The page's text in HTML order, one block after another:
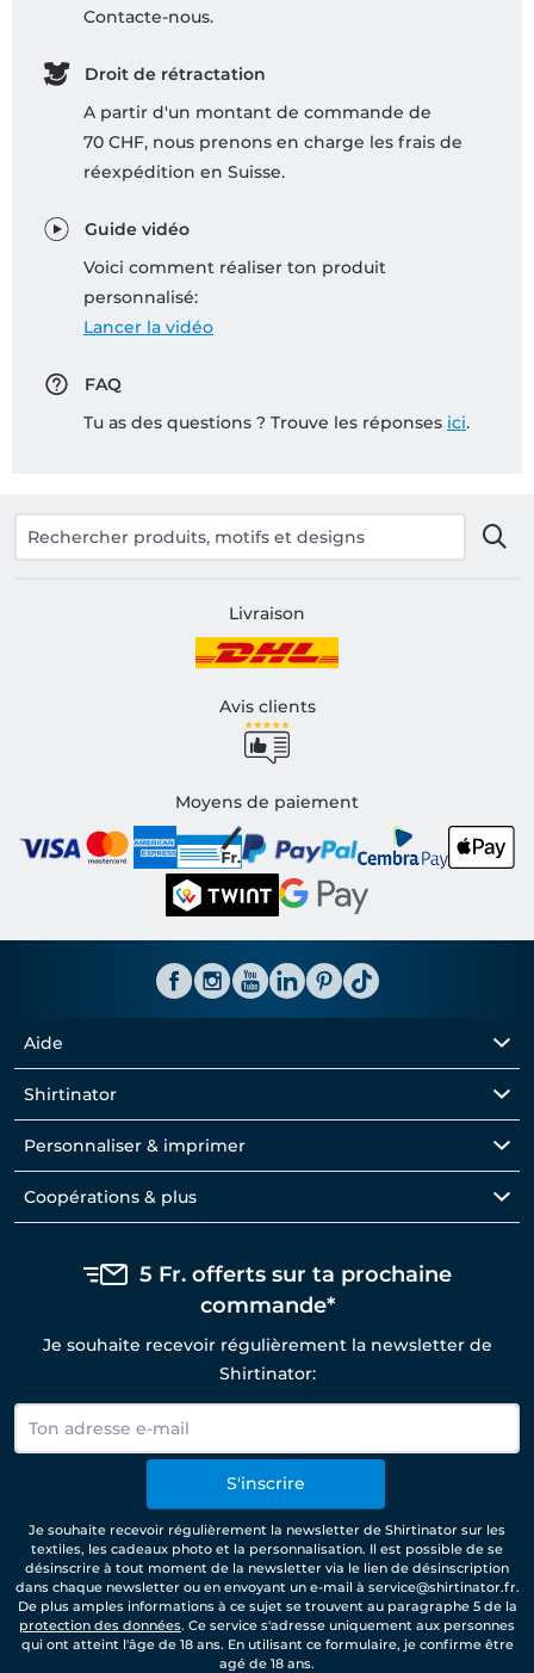
Contacte-nous.
Droit de rétractation
A partir d'un montant de commande de
70 CHF, nous prenons en charge les frais de
réexpédition en Suisse.
Guide vidéo
Voici comment réaliser ton produit
personnalisé:
Lancer la vidéo
FAQ
Tu as des questions ? Trouve les réponses ici.
Livraison
Avis clients
Moyens de paiement
Aide
Shirtinator
Personnaliser & imprimer
Coopérations & plus
5 Fr. offerts sur ta prochaine
commande*
Je souhaite recevoir régulièrement la newsletter de
Shirtinator:
S'inscrire
Je souhaite recevoir régulièrement la newsletter de Shirtinator sur les
textiles, les cadeaux photo et la personnalisation. Il est possible de se
désinscrire à tout moment de la newsletter via le lien de désinscription
dans chaque newsletter ou en envoyant un e-mail à service@shirtinator.fr.
De plus amples informations à ce sujet se trouvent au paragraphe 5 de la
protection des données. Ce service s'adresse uniquement aux personnes
qui ont atteint l'âge de 18 ans. En utilisant ce formulaire, je confirme être
agé de 18 ans.